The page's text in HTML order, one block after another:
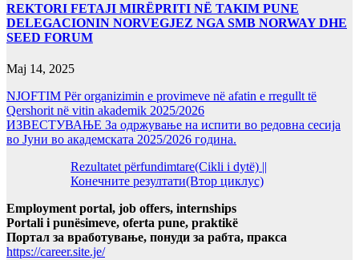
REKTORI FETAJI MIRËPRITI NË TAKIM PUNE
DELEGACIONIN NORVEGJEZ NGA SMB NORWAY DHE
SEED FORUM
Maj 14, 2025
NJOFTIM Për organizimin e provimeve në afatin e rregullt të
Qershorit në vitin akademik 2025/2026
ИЗВЕСТУВАЊЕ За одржување на испити во редовна сесија
во Јуни во академската 2025/2026 година.
Rezultatet përfundimtare(Cikli i dytë) ||
Конечните резултати(Втор циклус)
Employment portal, job offers, internships
Portali i punësimeve, oferta pune, praktikë
Портал за вработување, понуди за рабта, пракса
https://career.site.je/